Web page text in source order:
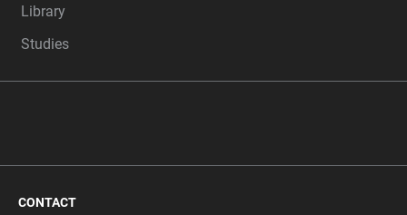
Library
Studies
CONTACT